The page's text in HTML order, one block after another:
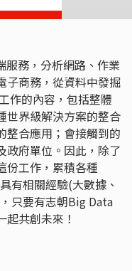
務，分析網路、作業
子商務，從資料中發掘
作的內容，包括整體
世界級解決方案的整合
整合應用；會接觸到的
政府單位。因此，除了
份工作，累積各種
有相關經驗(大數據、
只要有志朝Big Data
共創未來！